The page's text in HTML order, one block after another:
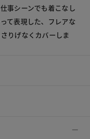
事シーンでも着こなし
て表現した、フレアな
りげなくカバーしま